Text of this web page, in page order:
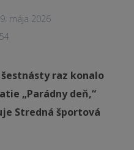
mája 2026
šestnásty raz konalo
„Parádny deň,“
Stredná športová